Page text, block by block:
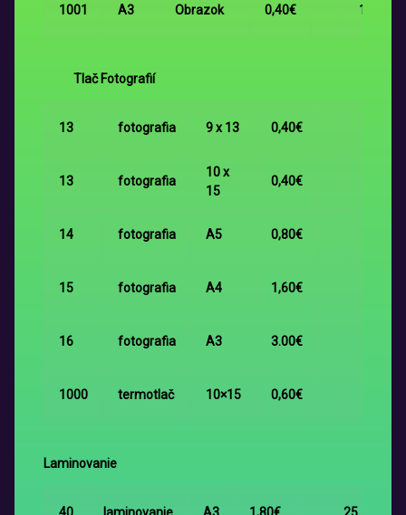
1001 A3 Obrazok 0,40€ 12
Tlač Fotografií
13 fotografia 9 x 13 0,40€
13 fotografia
10 x
15
0,40€
14 fotografia A5 0,80€
15 fotografia A4 1,60€
16 fotografia A3 3.00€
1000 termotlač 10×15 0,60€
Laminovanie